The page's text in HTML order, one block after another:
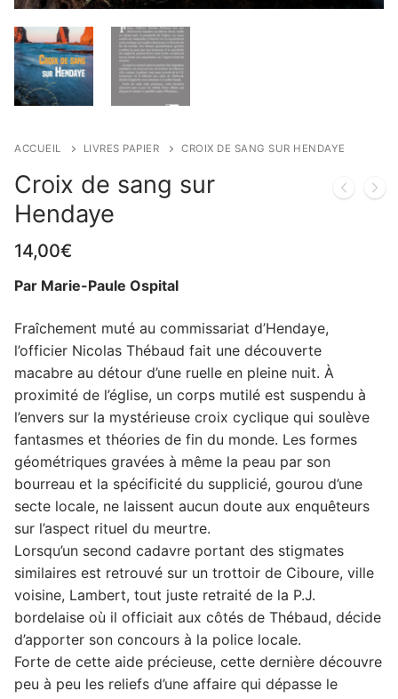
ACCUEIL LIVRES PAPIER CROIX DE SANG SUR HENDAYE
Croix de sang sur
Hendaye
14,00€
Par Marie-Paule Ospital
Fraîchement muté au commissariat d’Hendaye,
l’officier Nicolas Thébaud fait une découverte
macabre au détour d’une ruelle en pleine nuit. À
proximité de l’église, un corps mutilé est suspendu à
l’envers sur la mystérieuse croix cyclique qui soulève
fantasmes et théories de fin du monde. Les formes
géométriques gravées à même la peau par son
bourreau et la spécificité du supplicié, gourou d’une
secte locale, ne laissent aucun doute aux enquêteurs
sur l’aspect rituel du meurtre.
Lorsqu’un second cadavre portant des stigmates
similaires est retrouvé sur un trottoir de Ciboure, ville
voisine, Lambert, tout juste retraité de la P.J.
bordelaise où il officiait aux côtés de Thébaud, décide
d’apporter son concours à la police locale.
Forte de cette aide précieuse, cette dernière découvre
peu à peu les reliefs d’une affaire qui dépasse le